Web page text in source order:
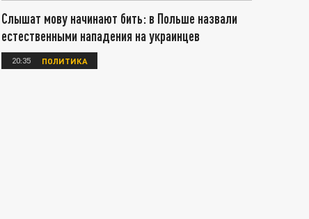
Слышат мову начинают бить: в Польше назвали
естественными нападения на украинцев
20:35 ПОЛИТИКА